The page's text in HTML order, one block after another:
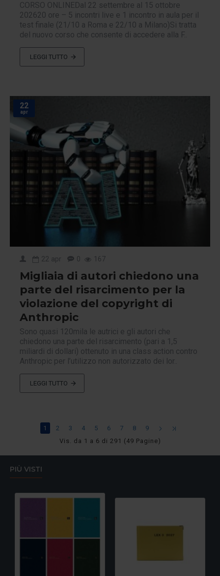
CORSO ONLINEDal 22 settembre al 15 ottobre
202620 ore – 5 incontri live e 1 incontro in aula per il
test finale (21/10 a Roma e 22/10 a Milano)Si tratta
del nuovo corso che consente di accedere alla F..
LEGGI TUTTO
22
apr
22 apr 0 167
Migliaia di autori chiedono una
parte del risarcimento per la
violazione del copyright di
Anthropic
Sono quasi 120mila le autrici e gli autori che
chiedono una parte del risarcimento (pari a 1,5
miliardi di dollari) ottenuto in una class action contro
Anthropic per l’utilizzo non autorizzato dei lor..
LEGGI TUTTO
1 2 3 4 5 6 7 8
9
Vis. da 1 a 6 di 291 (49 Pagine)
PIÙ VISTI